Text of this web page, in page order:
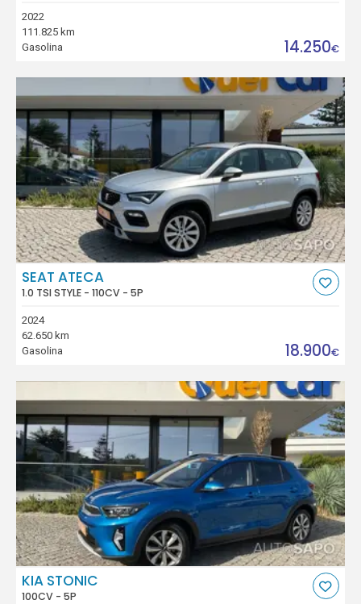
2022
111.825 km
Gasolina
14.250€
SEAT ATECA
1.0 TSI STYLE - 110CV - 5P
2024
62.650 km
Gasolina
18.900€
KIA STONIC
100CV - 5P